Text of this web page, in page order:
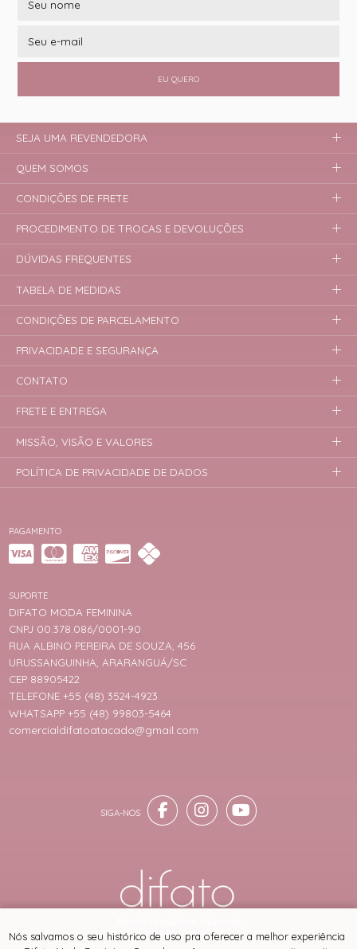
EU QUERO
PAGAMENTO
SUPORTE
DIFATO MODA FEMININA
CNPJ 00.378.086/0001-90
RUA ALBINO PEREIRA DE SOUZA, 456
URUSSANGUINHA, ARARANGUÁ/SC
CEP 88905422
TELEFONE +55 (48) 3524-4923
WHATSAPP +55 (48) 99803-5464
comercialdifatoatacado@gmail.com
SEJA UMA REVENDEDORA
QUEM SOMOS
CONDIÇÕES DE FRETE
PROCEDIMENTO DE TROCAS E DEVOLUÇÕES
DÚVIDAS FREQUENTES
TABELA DE MEDIDAS
CONDIÇÕES DE PARCELAMENTO
PRIVACIDADE E SEGURANÇA
CONTATO
FRETE E ENTREGA
MISSÃO, VISÃO E VALORES
POLÍTICA DE PRIVACIDADE DE DADOS
® TODOS DIREITOS RESERVADOS
Nós salvamos o seu histórico de uso pra oferecer a melhor experiência